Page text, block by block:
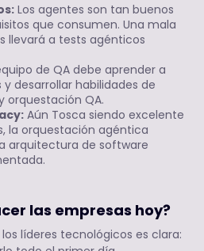
Los agentes son tan buenos
que consumen. Una mala
llevará a tests agénticos
de QA debe aprender a
desarrollar habilidades de
orquestación QA.
Aún Tosca siendo excelente
la orquestación agéntica
arquitectura de software
las empresas hoy?
líderes tecnológicos es clara: